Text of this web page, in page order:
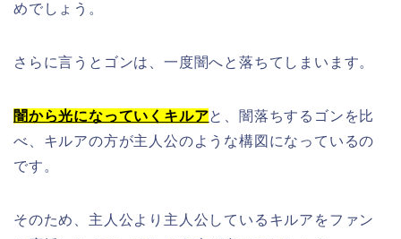
めでしょう。
さらに言うとゴンは、一度闇へと落ちてしまいます。
闇から光になっていくキルアと、闇落ちするゴンを比
べ、キルアの方が主人公のような構図になっているの
です。
そのため、主人公より主人公しているキルアをファン